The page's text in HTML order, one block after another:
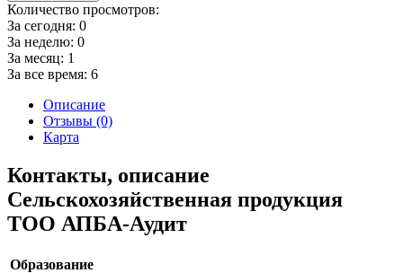
Количество просмотров:
За сегодня: 0
За неделю: 0
За месяц: 1
За все время: 6
Описание
Отзывы (0)
Карта
Контакты, описание
Сельскохозяйственная продукция
ТОО АПБА-Аудит
Образование